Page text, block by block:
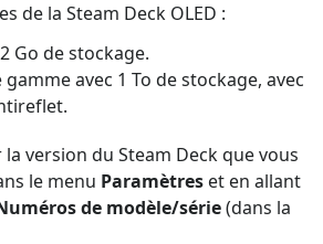
de la Steam Deck OLED :
Go de stockage.
avec 1 To de stockage, avec
version du Steam Deck que vous
le menu Paramètres et en allant
de modèle/série(dans la